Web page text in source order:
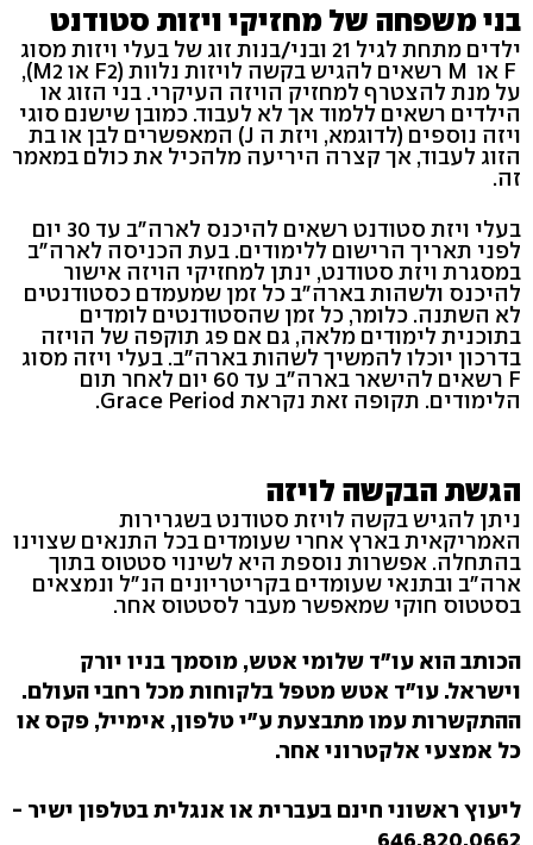
בני משפחה של מחזיקי ויזות סטודנט
ילדים מתחת לגיל 21 ובני/בנות זוג של בעלי ויזות מסוג
F או M רשאים להגיש בקשה לויזות נלוות (F2 או M2),
על מנת להצטרף למחזיק הויזה העיקרי. בני הזוג או
הילדים רשאים ללמוד אך לא לעבוד. כמובן שישנם סוגי
ויזה נוספים (לדוגמא, ויזת ה J) המאפשרים לבן או בת
הזוג לעבוד, אך קצרה היריעה מלהכיל את כולם במאמר
זה.
בעלי ויזת סטודנט רשאים להיכנס לארה"ב עד 30 יום
לפני תאריך הרישום ללימודים. בעת הכניסה לארה"ב
במסגרת ויזת סטודנט, ינתן למחזיקי הויזה אישור
להיכנס ולשהות בארה"ב כל זמן שמעמדם כסטודנטים
לא השתנה. כלומר, כל זמן שהסטודנטים לומדים
בתוכנית לימודים מלאה, גם אם פג תוקפה של הויזה
בדרכון יוכלו להמשיך לשהות בארה"ב. בעלי ויזה מסוג
F רשאים להישאר בארה"ב עד 60 יום לאחר תום
הלימודים. תקופה זאת נקראת Grace Period.
הגשת הבקשה לויזה
ניתן להגיש בקשה לויזת סטודנט בשגרירות
האמריקאית בארץ אחרי שעומדים בכל התנאים שצוינו
בהתחלה. אפשרות נוספת היא לשינוי סטטוס בתוך
ארה״ב ובתנאי שעומדים בקריטריונים הנ״ל ונמצאים
בסטטוס חוקי שמאפשר מעבר לסטטוס אחר.
הכותב הוא עו"ד שלומי אטש, מוסמך בניו יורק
וישראל. עו"ד אטש מטפל בלקוחות מכל רחבי העולם.
ההתקשרות עמו מתבצעת ע"י טלפון, אימייל, פקס או
כל אמצעי אלקטרוני אחר.
ליעוץ ראשוני חינם בעברית או אנגלית בטלפון ישיר -